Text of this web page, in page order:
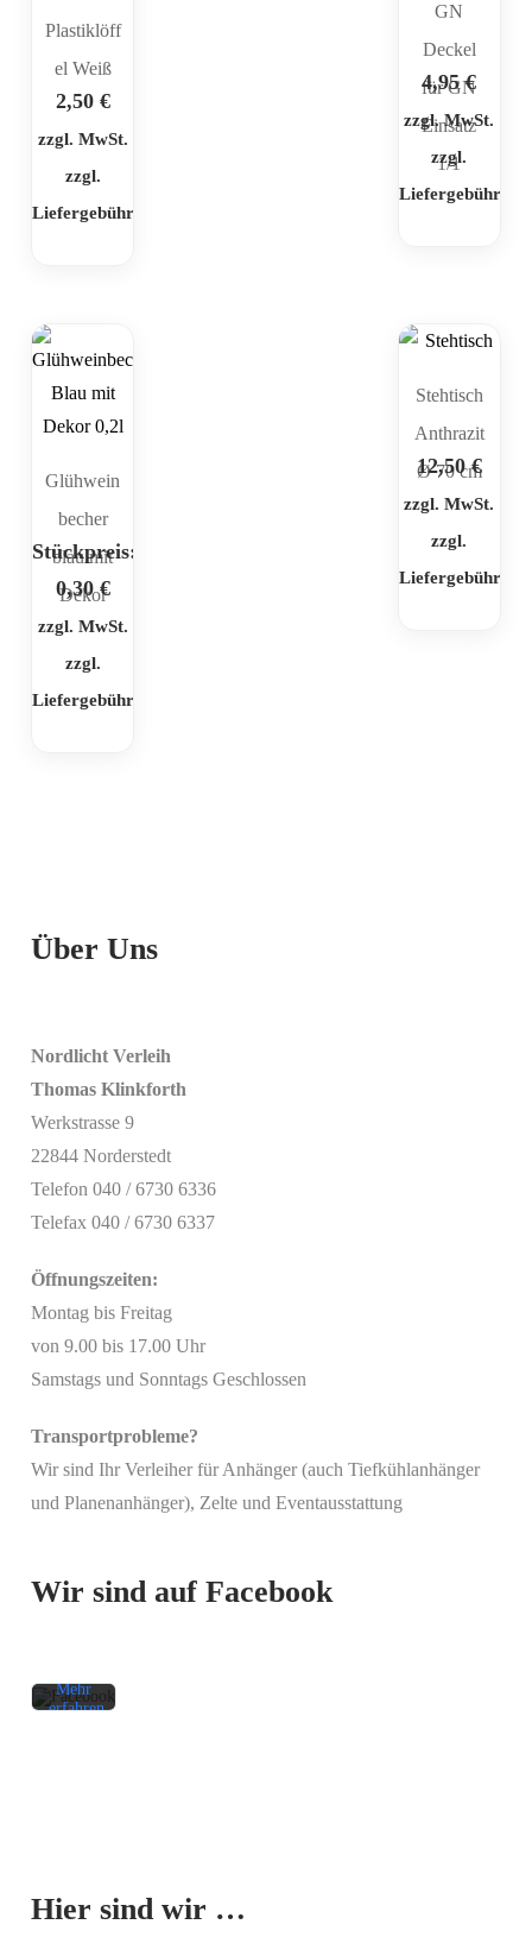
Plastiklöff
el Weiß
2,50 €
zzgl. MwSt.
zzgl.
Liefergebühr
GN
Deckel
für GN
Einsatz
1/1
4,95€
zzgl. MwSt.
zzgl.
Liefergebühr
Glühwein
becher
blau mit
Dekor
Stückpreis:
0,30€
zzgl. MwSt.
zzgl.
Liefergebühr
Stehtisch
Anthrazit
Ø 70 cm
12,50€
zzgl. MwSt.
zzgl.
Liefergebühr
Über Uns
Nordlicht Verleih
Thomas Klinkforth
Werkstrasse 9
22844 Norderstedt
Telefon 040 / 6730 6336
Telefax 040 / 6730 6337
Öffnungszeiten:
Montag bis Freitag
von 9.00 bis 17.00 Uhr
Samstags und Sonntags Geschlossen
Transportprobleme?
Wir sind Ihr Verleiher für Anhänger (auch Tiefkühlanhänger
und Planenanhänger), Zelte und Eventausstattung
Wir sind auf Facebook
Mit
akzeptieren
Mehr
erfahren
Hier sind wir …
akzeptieren